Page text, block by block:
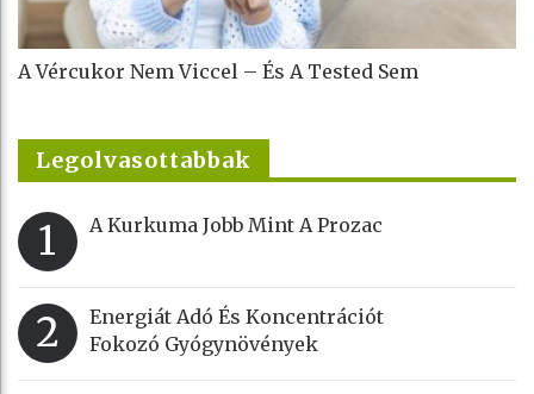
A Vércukor Nem Viccel – És A Tested Sem
Legolvasottabbak
1 A Kurkuma Jobb Mint A Prozac
2
Energiát Adó És Koncentrációt
Fokozó Gyógynövények